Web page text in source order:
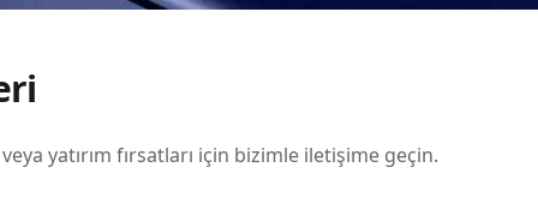
yatırım fırsatları için bizimle iletişime geçin.